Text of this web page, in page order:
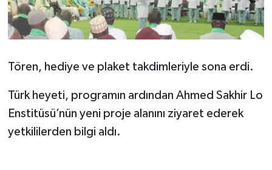
Tören, hediye ve plaket takdimleriyle sona erdi.
Türk heyeti, programın ardından Ahmed Sakhir Lo
Enstitüsü’nün yeni proje alanını ziyaret ederek
yetkililerden bilgi aldı.
Kırıkkale Müftülüğü
Kocaeli Müftülüğü